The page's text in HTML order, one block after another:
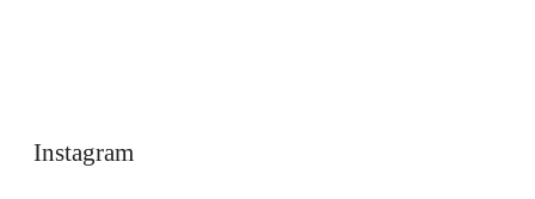
Instagram